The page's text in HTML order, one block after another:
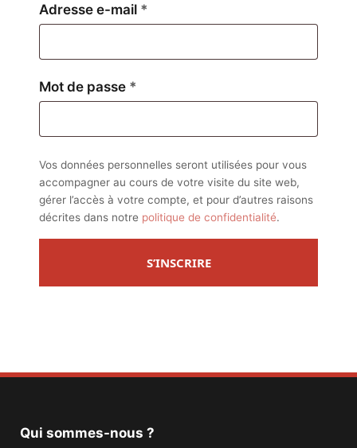
Adresse e-mail *
Mot de passe *
Vos données personnelles seront utilisées pour vous
accompagner au cours de votre visite du site web,
gérer l’accès à votre compte, et pour d’autres raisons
décrites dans notre politique de confidentialité.
S’INSCRIRE
Qui sommes-nous ?